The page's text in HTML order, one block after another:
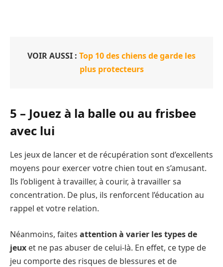
VOIR AUSSI : Top 10 des chiens de garde les
plus protecteurs
5 – Jouez à la balle ou au frisbee
avec lui
Les jeux de lancer et de récupération sont d’excellents
moyens pour exercer votre chien tout en s’amusant.
Ils l’obligent à travailler, à courir, à travailler sa
concentration. De plus, ils renforcent l’éducation au
rappel et votre relation.
Néanmoins, faites attention à varier les types de
jeux et ne pas abuser de celui-là. En effet, ce type de
jeu comporte des risques de blessures et de